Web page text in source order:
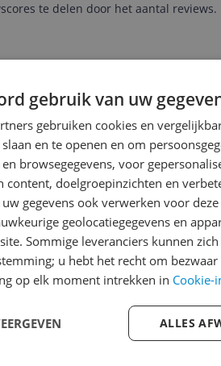
te delen door het aantal reviews.
ADDIZIO
ADDIZIO is een prima produkt.
de warmte over een groot
te houden. De producten garen
hem snel en gemakkelijk te
aan
gebruik van uw
gebruiken cookies en
en te openen en om
browsegegevens, voor
content, doelgroepinzichten en
gegevens ook verwerken voor
geolocatiegegevens en
Sommige leveranciers kunnen
u hebt het recht om
op elk moment intrekken in Cookie-
ALLES